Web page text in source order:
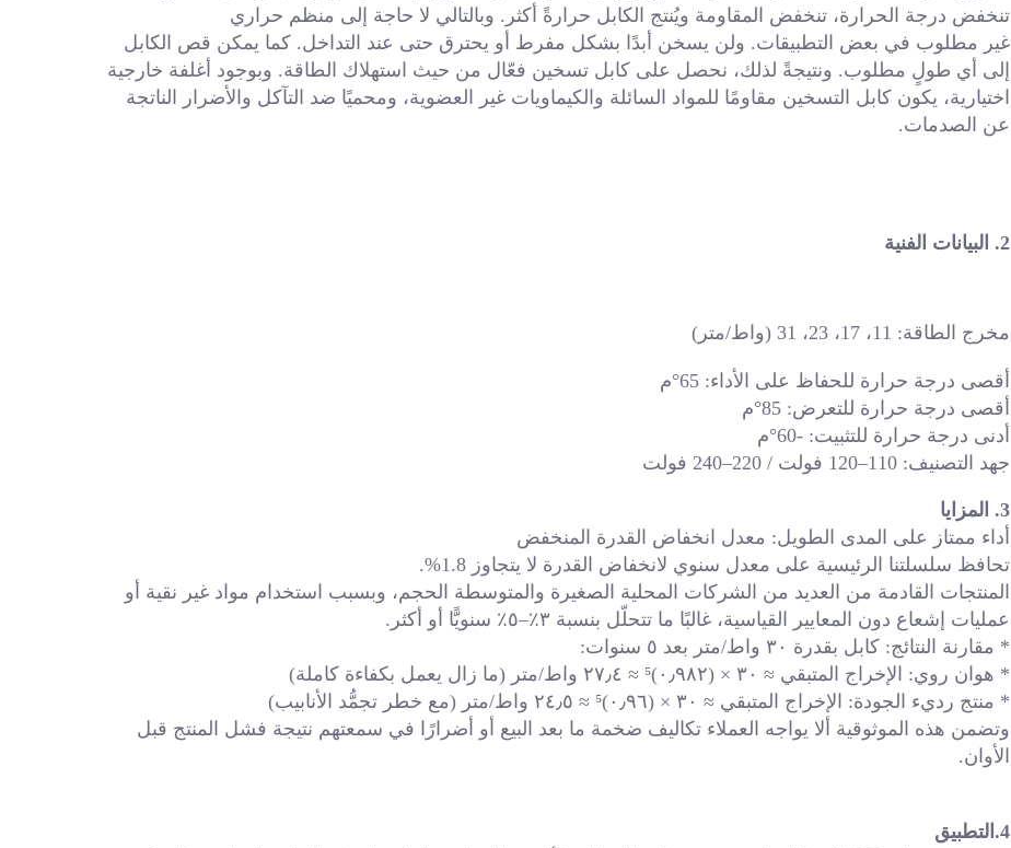
تنخفض درجة الحرارة، تنخفض المقاومة ويُنتج الكابل حرارةً أكثر. وبالتالي لا حاجة إلى منظم حراري
اختيارية، يكون كابل التسخين مقاومًا للمواد السائلة والكيماويات غير العضوية، ومحميًا
عن الصدمات.
2. البيانات الفنية
مخرج الطاقة: 11، 17، 23، 31 (واط/متر)
أقصى درجة حرارة للحفاظ على الأداء: 65°م
أقصى درجة حرارة للتعرض: 85°م
أدنى درجة حرارة للتثبيت: -60°م
جهد التصنيف: 110–120 فولت / 220–240 فولت
3. المزايا
أداء ممتاز على المدى الطويل: معدل انخفاض القدرة المنخفض
تحافظ سلسلتنا الرئيسية على معدل سنوي لانخفاض القدرة لا يتجاوز 1.8%.
عمليات إشعاع دون المعايير القياسية، غالبًا ما تتحلّل بنسبة ٣٪–٥٪ سنويًّا أو أكثر.
* مقارنة النتائج: كابل بقدرة ٣٠ واط/متر بعد ٥ سنوات:
* هوان روي: الإخراج المتبقي ≈ ٣٠ × (٠٫٩٨٢)⁵ ≈ ٢٧٫٤ واط/متر (ما زال يعمل بكفاءة كاملة)
* منتج رديء الجودة: الإخراج المتبقي ≈ ٣٠ × (٠٫٩٦)⁵ ≈ ٢٤٫٥ واط/متر (مع خطر تجمُّد الأنابيب)
الأوان.
4.التطبيق